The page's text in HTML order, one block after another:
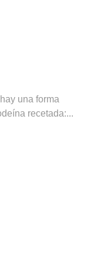
una forma
recetada:...